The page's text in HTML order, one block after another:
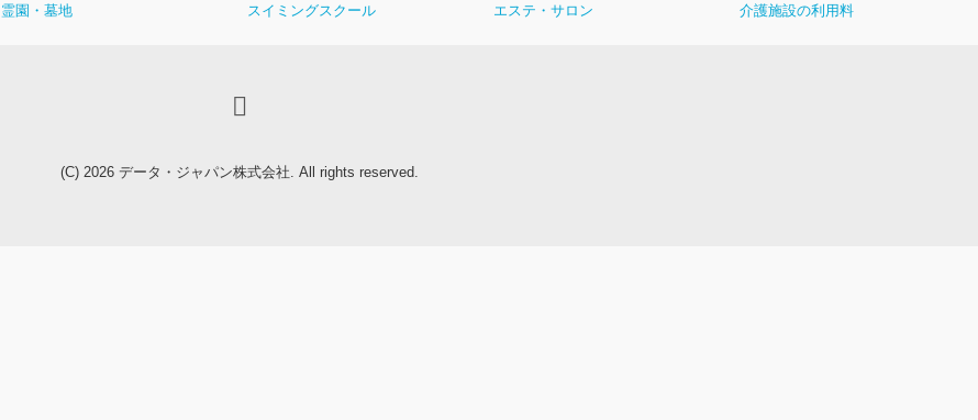
霊園・墓地 スイミングスクール エステ・サロン 介護施設の利用料
(C) 2026 データ・ジャパン株式会社. All rights reserved.